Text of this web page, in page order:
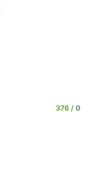
376
0